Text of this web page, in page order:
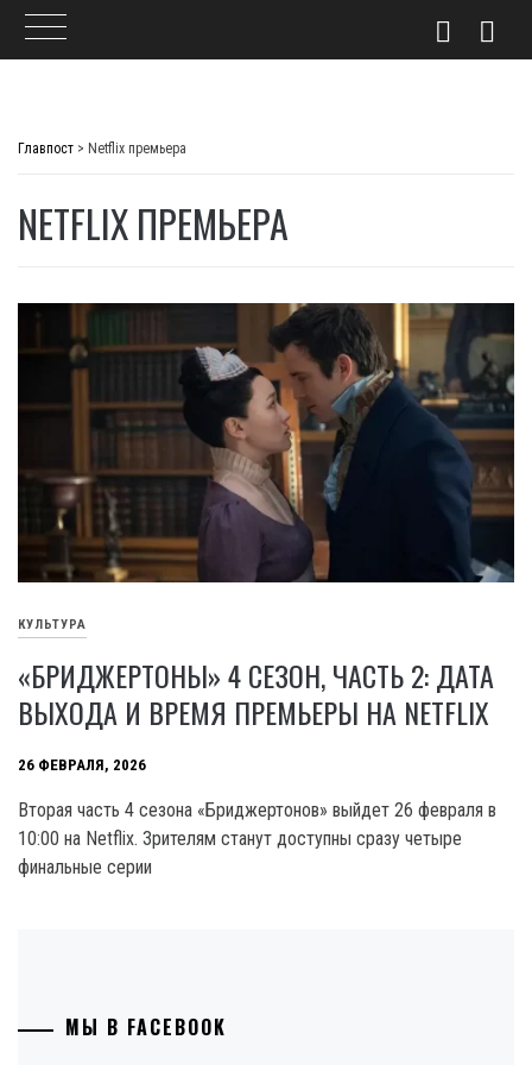
Главпост > Netflix премьера
NETFLIX ПРЕМЬЕРА
КУЛЬТУРА
«БРИДЖЕРТОНЫ» 4 СЕЗОН, ЧАСТЬ 2: ДАТА
ВЫХОДА И ВРЕМЯ ПРЕМЬЕРЫ НА NETFLIX
26 ФЕВРАЛЯ, 2026
Вторая часть 4 сезона «Бриджертонов» выйдет 26 февраля в
10:00 на Netflix. Зрителям станут доступны сразу четыре
финальные серии
МЫ В FACEBOOK